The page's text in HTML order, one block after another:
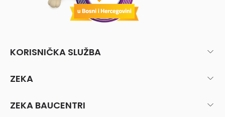
KORISNIČKA SLUŽBA
ZEKA
ZEKA BAUCENTRI